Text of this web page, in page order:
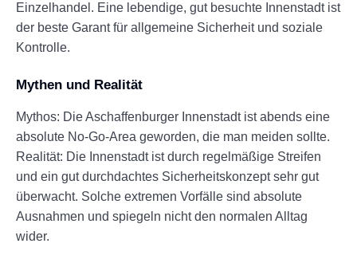
Einzelhandel. Eine lebendige, gut besuchte Innenstadt ist
der beste Garant für allgemeine Sicherheit und soziale
Kontrolle.
Mythen und Realität
Mythos: Die Aschaffenburger Innenstadt ist abends eine
absolute No-Go-Area geworden, die man meiden sollte.
Realität: Die Innenstadt ist durch regelmäßige Streifen
und ein gut durchdachtes Sicherheitskonzept sehr gut
überwacht. Solche extremen Vorfälle sind absolute
Ausnahmen und spiegeln nicht den normalen Alltag
wider.